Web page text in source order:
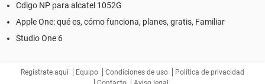
Cdigo NP para alcatel 1052G
Apple One: qué es, cómo funciona, planes, gratis, Familiar
Studio One 6
Regístrate aquí Equipo Condiciones de uso
Política de privacidad